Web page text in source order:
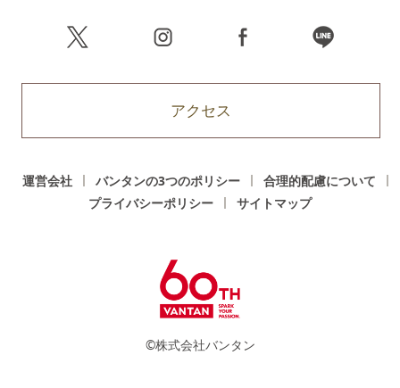
アクセス
運営会社 バンタンの3つのポリシー
合理的配慮について
プライバシーポリシー
サイトマップ
©株式会社バンタン